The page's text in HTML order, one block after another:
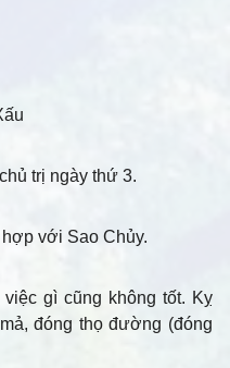
trị ngày thứ 3.
với Sao Chủy.
gì cũng không tốt. Kỵ
đóng thọ đường (đóng